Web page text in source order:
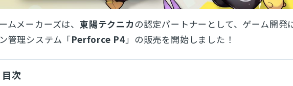
ムメーカーズは、 東陽テクニカの認定パートナーとして、ゲーム開発
管理システム「Perforce P4」の販売を開始しました！
目次